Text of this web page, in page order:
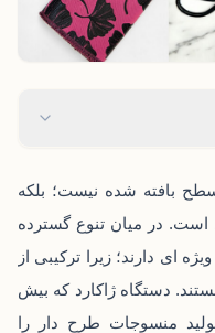
بافته ‌شده نیست؛ بلکه
است. در میان تنوع گسترده‌
ای دارند؛ زیرا ترکیبی از
دستگاه ژاکارد که بیش
منسوجات طرح‌ دار را